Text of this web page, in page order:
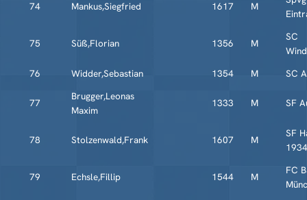
74 Mankus,Siegfried 1617 M
75 Süß,Florian 1356 M
SC
76
Widder,Sebastian 1354 M SC
77
Brugger,Leonas
Maxim
1333 M SF
78 Stolzenwald,Frank 1607 M
SF
1934
79 Echsle,Fillip 1544 M
FC